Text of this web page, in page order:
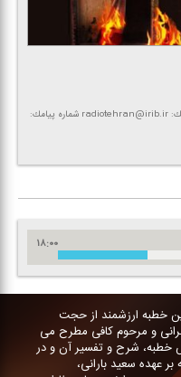
آدرس اینترنتی: www.radiotehran.ir پست الكترونیك: radiotehran@irib.ir شماره پیامك:
۱۸:۰۰
خطبه ارزشمند از حجت
و مرحوم كافی مطرح می
خطبه، شرح و تفسیر آن و در
عهده سعید بارانی،